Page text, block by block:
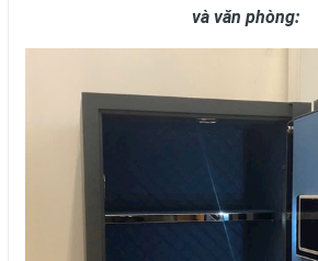
và văn phòng: